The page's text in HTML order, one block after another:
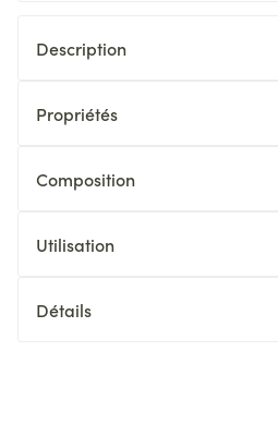
Description
Propriétés
Composition
Utilisation
Détails